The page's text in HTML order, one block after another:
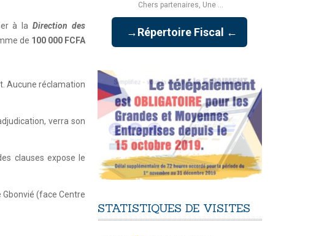
à laDirection des
de 100 000 FCFA
Aucune réclamation
verra son
clauses expose le
Gbonvié (face Centre
Chers partenaires, Une ...
→Répertoire Fiscal ←
STATISTIQUES DE VISITES